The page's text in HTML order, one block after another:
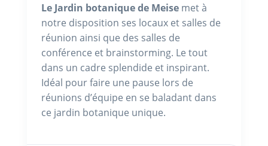
Le Jardin botanique de Meise met à
notre disposition ses locaux et salles de
réunion ainsi que des salles de
conférence et brainstorming. Le tout
dans un cadre splendide et inspirant.
Idéal pour faire une pause lors de
réunions d’équipe en se baladant dans
ce jardin botanique unique.